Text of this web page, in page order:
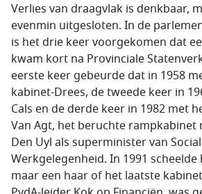
Verlies van draagvlak is denkbaar,
evenmin uitgesloten. In de
is het drie keer voorgekomen dat
kwam kort na Provinciale
eerste keer gebeurde dat in 1958
kabinet-Drees, de tweede keer in
Cals en de derde keer in 1982 met
Van Agt, het beruchte rampkabinet
Den Uyl als superminister van
Werkgelegenheid. In 1991
maar een haar of het laatste